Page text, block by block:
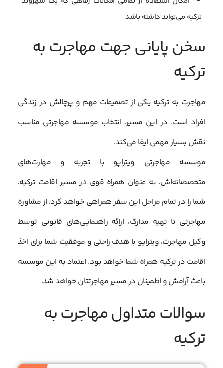
ترکیه می‌تواند داشته باشد
سخن پایانی جهت مهاجرت به
ترکیه
مهاجرت به ترکیه یکی از تصمیمات مهم و پرچالش در زندگی
افراد است. در این مسیر، انتخاب موسسه مهاجرتی مناسب
نقش بسیار مهمی ایفا می‌کند.
موسسه مهاجرتی ویتراپو با تجربه و مهارت‌های
متخصصانه‌اش، به عنوان همراه قوی در مسیر اقامت ترکیه،
شما را در تمام مراحل این سفر همراهی خواهد کرد. از مشاوره
مهاجرتی تا تهیه مدارک، ارائه راهنمایی‌های قانونی توسط
وکیل مهاجرت، ویتراپو با هدف راحتی و موفقیت شما برای اخذ
اقامت در ترکیه همراه شما خواهد بود. اعتماد به این موسسه
باعث آرامش و اطمینان در مسیر مهاجرتتان خواهد شد.
سوالات متداول مهاجرت به
ترکیه